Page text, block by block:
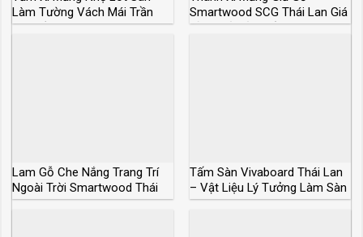
Làm Tường Vách Mái Trần
Siêu Bền
Smartwood SCG Thái Lan Giá
Sỉ Và Lẻ Rẻ Nhất
Lam Gỗ Che Nắng Trang Trí
Ngoài Trời Smartwood Thái
Lan
Tấm Sàn Vivaboard Thái Lan
– Vật Liệu Lý Tưởng Làm Sàn
Chịu Lực